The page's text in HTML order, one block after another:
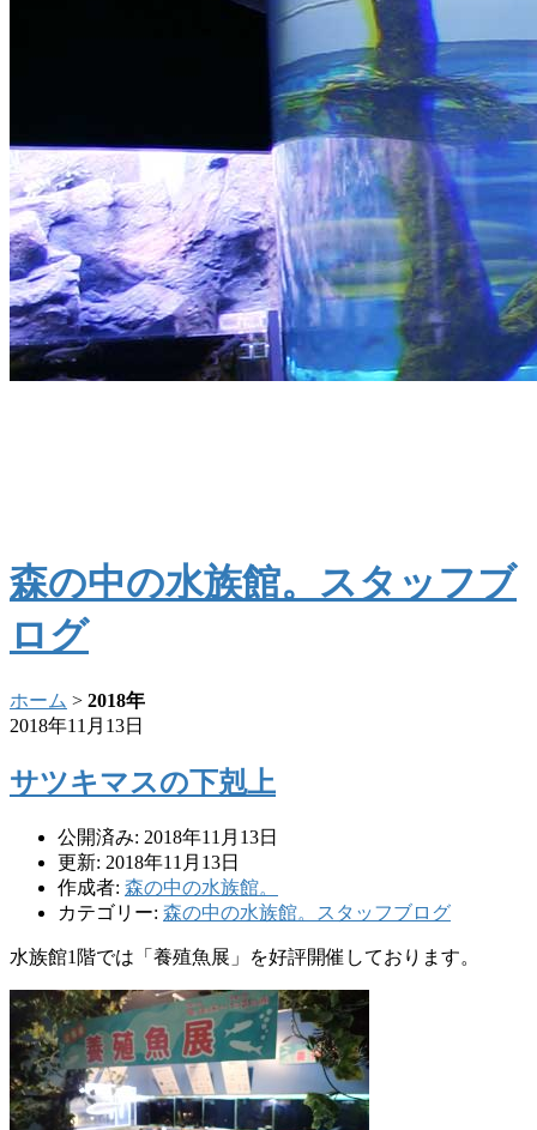
森の中の水族館。スタッフブ
ログ
ホーム > 2018年
2018年11月13日
サツキマスの下剋上
公開済み: 2018年11月13日
更新: 2018年11月13日
作成者: 森の中の水族館。
カテゴリー: 森の中の水族館。スタッフブログ
水族館1階では「養殖魚展」を好評開催しております。